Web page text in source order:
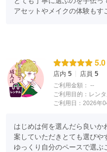
アセットやメイクの体験もす
5.0
店内 5 店員 5
ご利用金額： --
ご利用目的： レン
ご利用日：2026年
はじめは何を選んだら良いか
案していただきとても選びや
ゆっくり自分のペースで選ぶ